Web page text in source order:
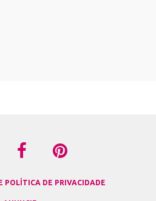
POLÍTICA DE PRIVACIDADE